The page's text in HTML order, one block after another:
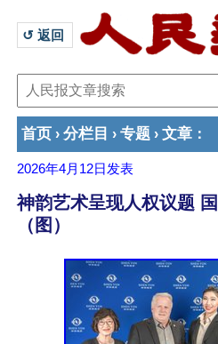
↺ 返回
首页 › 分栏目 › 专题 › 文章 ：
2026年4月12日 发表
神韵艺术呈现人权议题
（图）